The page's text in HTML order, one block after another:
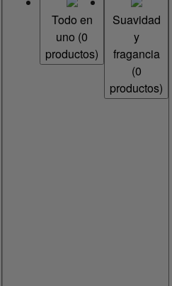
Todo en
uno (0
productos)
Suavidad
y
fragancia
(0
productos)